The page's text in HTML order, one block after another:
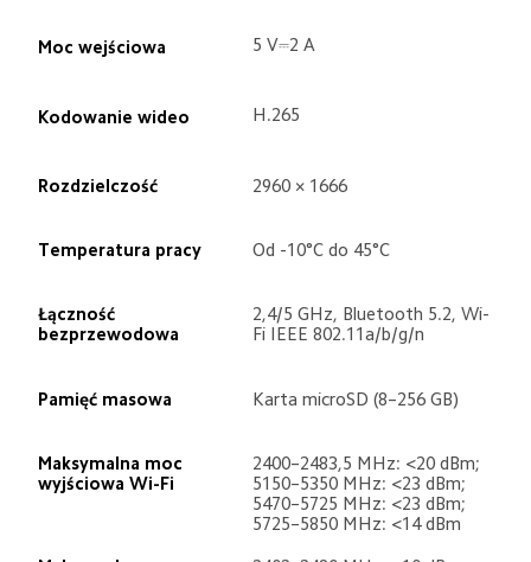
Moc wejściowa 5 V⎓2 A
Kodowanie wideo H.265
Rozdzielczość 2960 × 1666
Temperatura pracy Od -10°C do 45°C
Łączność
bezprzewodowa
2,4/5 GHz, Bluetooth 5.2, Wi-
Fi IEEE 802.11a/b/g/n
Pamięć masowa Karta microSD (8–256 GB)
Maksymalna moc
wyjściowa Wi-Fi
2400–2483,5 MHz: <20 dBm;
5150–5350 MHz: <23 dBm;
5470–5725 MHz: <23 dBm;
5725–5850 MHz: <14 dBm